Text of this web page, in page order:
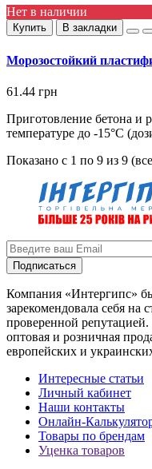
Нет в наличии
Купить В закладки
Морозостойкий
61.44 грн
Приготовление бетона и
температуре до -15°С
Показано с 1 по 9 из 9
Подписаться
Компания «Интергипс»
зарекомендовала себя на
проверенной
оптовая и розничная
европейских и
Интересные статьи
Личный кабинет
Наши контакты
Онлайн-
Товары по брендам
Уценка товаров